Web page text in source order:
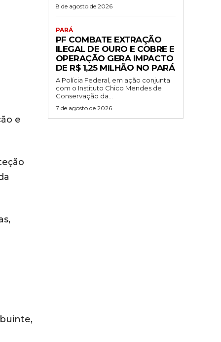
e
8 de agosto de 2026
PARÁ
PF COMBATE EXTRAÇÃO
ILEGAL DE OURO E COBRE E
OPERAÇÃO GERA IMPACTO
DE R$ 1,25 MILHÃO NO PARÁ
A Polícia Federal, em ação conjunta
com o Instituto Chico Mendes de
Conservação da...
7 de agosto de 2026